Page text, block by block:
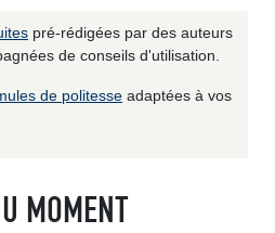
pré-rédigées par des auteurs
de conseils d'utilisation.
de politesse adaptées à vos
MOMENT